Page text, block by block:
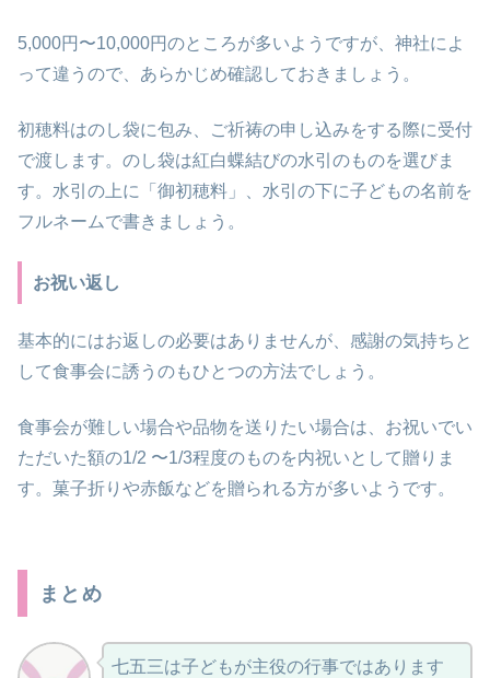
5,000円〜10,000円のところが多いようですが、神社によ
って違うので、あらかじめ確認しておきましょう。
初穂料はのし袋に包み、ご祈祷の申し込みをする際に受付
で渡します。のし袋は紅白蝶結びの水引のものを選びま
す。水引の上に「御初穂料」、水引の下に子どもの名前を
フルネームで書きましょう。
お祝い返し
基本的にはお返しの必要はありませんが、感謝の気持ちと
して食事会に誘うのもひとつの方法でしょう。
食事会が難しい場合や品物を送りたい場合は、お祝いでい
ただいた額の1/2 〜1/3程度のものを内祝いとして贈りま
す。菓子折りや赤飯などを贈られる方が多いようです。
まとめ
七五三は子どもが主役の行事ではあります